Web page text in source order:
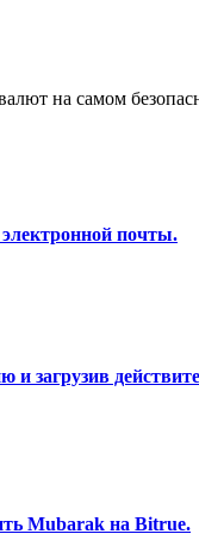
трейдинг
т. д.
на самом
почты.
загрузив
Mubarak на Bitrue.